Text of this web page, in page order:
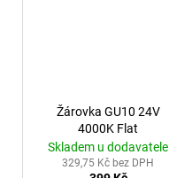
Žárovka GU10 24V
4000K Flat
Skladem u dodavatele
329,75 Kč bez DPH